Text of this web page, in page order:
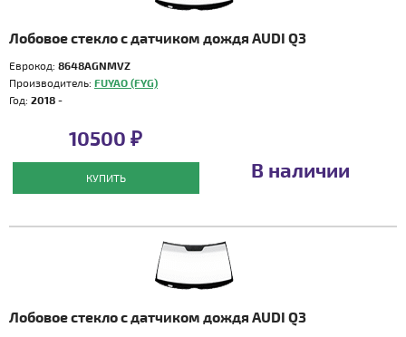
Лобовое стекло с датчиком дождя AUDI Q3
Еврокод: 8648AGNMVZ
Производитель: FUYAO (FYG)
Год: 2018 -
10500 ₽
КУПИТЬ В наличии
Лобовое стекло с датчиком дождя AUDI Q3